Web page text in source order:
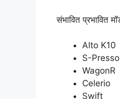
संभावित प्रभावित
Alto K10
S-Presso
WagonR
Celerio
Swift